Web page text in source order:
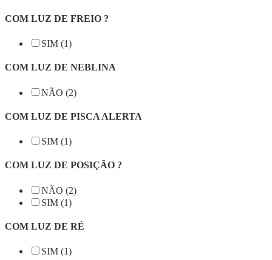
COM LUZ DE FREIO ?
SIM (1)
COM LUZ DE NEBLINA
NÃO (2)
COM LUZ DE PISCA ALERTA
SIM (1)
COM LUZ DE POSIÇÃO ?
NÃO (2)
SIM (1)
COM LUZ DE RÉ
SIM (1)